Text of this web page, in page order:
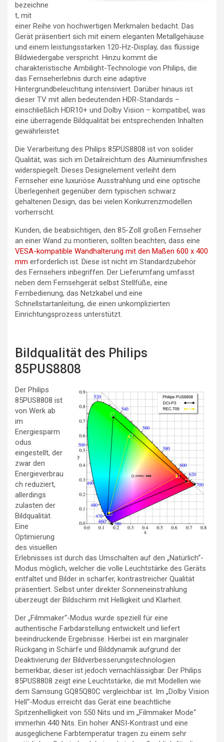
bezeichne
t, mit
einer Reihe von hochwertigen Merkmalen bedacht. Das
Gerät präsentiert sich mit einem eleganten Metallgehäuse
und einem leistungsstarken 120-Hz-Display, das flüssige
Bildwiedergabe verspricht. Hinzu kommt die
charakteristische Ambilight-Technologie von Philips, die
das Fernseherlebnis durch eine adaptive
Hintergrundbeleuchtung intensiviert. Darüber hinaus ist
dieser TV mit allen bedeutenden HDR-Standards –
einschließlich HDR10+ und Dolby Vision – kompatibel, was
eine überragende Bildqualität bei entsprechenden Inhalten
gewährleistet.
Die Verarbeitung des Philips 85PUS8808 ist von solider
Qualität, was sich im Detailreichtum des Aluminiumfinishes
widerspiegelt. Dieses Designelement verleiht dem
Fernseher eine luxuriöse Ausstrahlung und eine optische
Überlegenheit gegenüber dem typischen schwarz
gehaltenen Design, das bei vielen Konkurrenzmodellen
vorherrscht.
Kunden, die beabsichtigen, den 85-Zoll großen Fernseher
an einer Wand zu montieren, sollten beachten, dass eine
VESA-kompatible Wandhalterung mit den Maßen 600 x 400
mm erforderlich ist. Diese ist nicht im Standardzubehör
des Fernsehers inbegriffen. Der Lieferumfang umfasst
neben dem Fernsehgerät selbst Stellfüße, eine
Fernbedienung, das Netzkabel und eine
Schnellstartanleitung, die einen unkomplizierten
Einrichtungsprozess unterstützt.
Bildqualität des Philips
85PUS8808
Der Philips
85PUS8808 ist
von Werk ab
im
Energiesparm
odus
eingestellt, der
zwar den
Energieverbrau
ch reduziert,
allerdings
zulasten der
Bildqualität.
Eine
Optimierung
des visuellen
Erlebnisses ist durch das Umschalten auf den „Natürlich“-
Modus möglich, welcher die volle Leuchtstärke des Geräts
entfaltet und Bilder in scharfer, kontrastreicher Qualität
präsentiert. Selbst unter direkter Sonneneinstrahlung
überzeugt der Bildschirm mit Helligkeit und Klarheit.
Der „Filmmaker“-Modus wurde speziell für eine
authentische Farbdarstellung entwickelt und liefert
beeindruckende Ergebnisse. Hierbei ist ein marginaler
Rückgang in Schärfe und Bilddynamik aufgrund der
Deaktivierung der Bildverbesserungstechnologien
bemerkbar, dieser ist jedoch vernachlässigbar. Der Philips
85PUS8808 zeigt eine Leuchtstärke, die mit Modellen wie
dem Samsung GQ85Q80C vergleichbar ist. Im „Dolby Vision
Hell“-Modus erreicht das Gerät eine beachtliche
Spitzenhelligkeit von 550 Nits und im „Filmmaker Mode“
immerhin 440 Nits. Ein hoher ANSI-Kontrast und eine
ausgeglichene Farbtemperatur tragen zu einem sehr